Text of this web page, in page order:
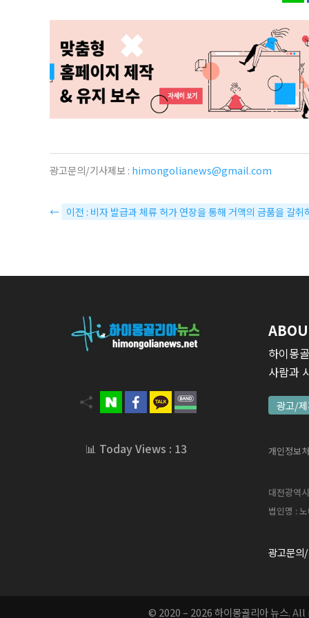
광고문의/기사제보 : himongolianews@gmail.com
← 이전 : 비자 발급과 체류 허가 연장을 통해 거액의 금품을 갈취
📊 Today Views : 13
하이몽
사람과
광고/
개인정보
대전광역
법인명 :
광고문의
© 2020 – 2026 하이몽골리아 뉴스.All